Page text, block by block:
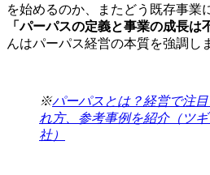
を始めるのか、またどう既存事業
「パーパスの定義と事業の成長は
んはパーパス経営の本質を強調し
※パーパスとは？経営で注
れ方、参考事例を紹介（ツ
社）